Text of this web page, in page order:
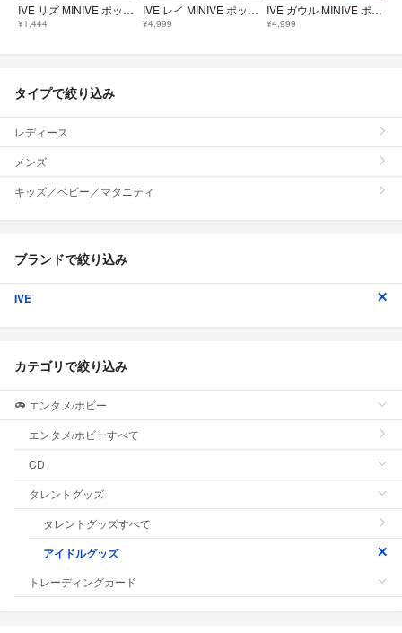
IVE リズ MINIVE ポップアップ アクリルキーリング
¥1,444
IVE レイ MINIVE ポップアップ PLUSH ぬいぐるみ
¥4,999
IVE ガウル MINIVE ポップアップ PLUSH ぬいぐるみ
¥4,999
タイプで絞り込み
レディース
メンズ
キッズ／ベビー／マタニティ
ブランドで絞り込み
IVE
カテゴリで絞り込み
エンタメ/ホビー
エンタメ/ホビーすべて
CD
タレントグッズ
タレントグッズすべて
アイドルグッズ
トレーディングカード